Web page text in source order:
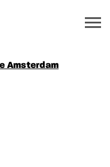
Amsterdam